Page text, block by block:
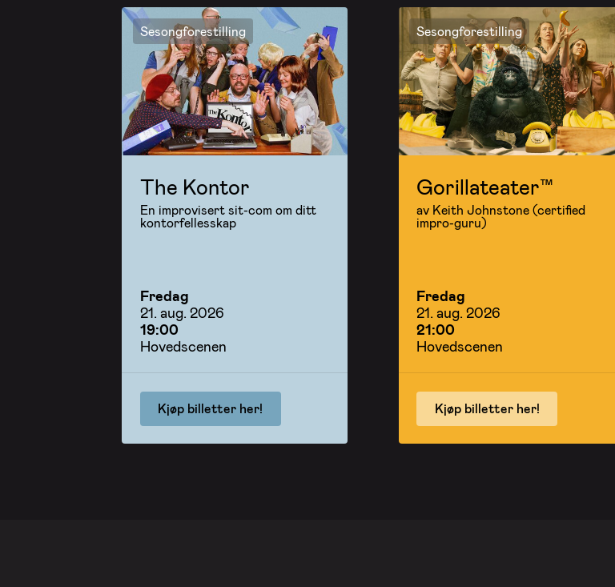
Sesongforestilling
The Kontor
En improvisert sit-com om ditt
kontorfellesskap
Fredag
21. aug. 2026
19:00
Hovedscenen
Kjøp billetter her!
Sesongforestilling
Gorillateater™
av Keith Johnstone (certified
impro-guru)
Fredag
21. aug. 2026
21:00
Hovedscenen
Kjøp billetter her!